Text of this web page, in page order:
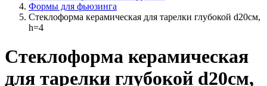
Формы для фьюзинга
Стеклоформа керамическая для тарелки глубокой d20см,
h=4
Стеклоформа керамическая
для тарелки глубокой d20см,